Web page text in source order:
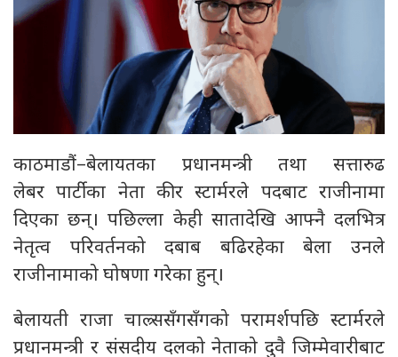
काठमाडौं–बेलायतका प्रधानमन्त्री तथा सत्तारुढ
लेबर पार्टीका नेता कीर स्टार्मरले पदबाट राजीनामा
दिएका छन्। पछिल्ला केही सातादेखि आफ्नै दलभित्र
नेतृत्व परिवर्तनको दबाब बढिरहेका बेला उनले
राजीनामाको घोषणा गरेका हुन्।
बेलायती राजा चाल्र्ससँगसँगको परामर्शपछि स्टार्मरले
प्रधानमन्त्री र संसदीय दलको नेताको दुवै जिम्मेवारीबाट